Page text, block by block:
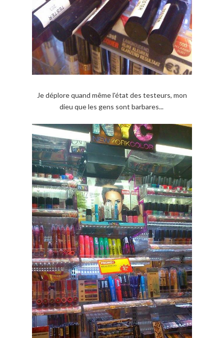
Je déplore quand même l'état des testeurs, mon
dieu que les gens sont barbares...